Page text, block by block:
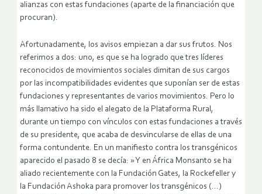
alianzas con estas fundaciones (aparte de la financiación que
procuran).
Afortunadamente, los avisos empiezan a dar sus frutos. Nos
referimos a dos: uno, es que se ha logrado que tres líderes
reconocidos de movimientos sociales dimitan de sus cargos
por las incompatibilidades evidentes que suponían ser de estas
fundaciones y representantes de varios movimientos. Pero lo
más llamativo ha sido el alegato de la Plataforma Rural,
durante un tiempo con vínculos con estas fundaciones a través
de su presidente, que acaba de desvincularse de ellas de una
forma contundente. En un manifiesto contra los transgénicos
aparecido el pasado 8 se decía: » Y en África Monsanto se ha
aliado recientemente con la Fundación Gates, la Rockefeller y
la Fundación Ashoka para promover los transgénicos (…)